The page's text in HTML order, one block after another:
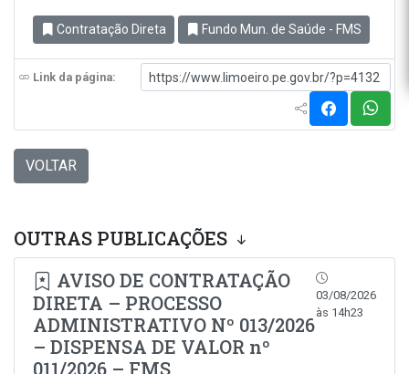
Contratação Direta Fundo Mun. de Saúde - FMS
Link da página:
VOLTAR
OUTRAS PUBLICAÇÕES
AVISO DE CONTRATAÇÃO
DIRETA – PROCESSO
ADMINISTRATIVO Nº 013/2026
– DISPENSA DE VALOR nº
011/2026 – FMS
03/08/2026
às 14h23